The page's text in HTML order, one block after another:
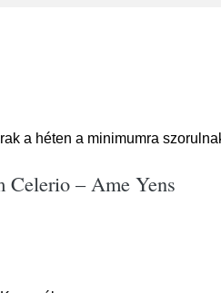
a héten a minimumra
Celerio – Ame Yens